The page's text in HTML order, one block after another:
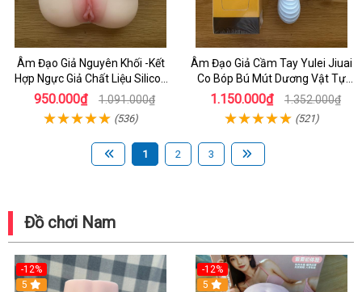
Âm Đạo Giả Nguyên Khối -Kết
Hợp Ngực Giả Chất Liệu Silicon
Siêu Mềm 2kg
950.000₫ 1.091.000₫
(536)
Âm Đạo Giả Cầm Tay Yulei Jiuai
Co Bóp Bú Mút Dương Vật Tự
Động -kết Hợp Rung Rên Toả
Nhiệt
1.150.000₫ 1.352.000₫
(521)
1 2 3
Đồ chơi Nam
-12%
5
-12%
5